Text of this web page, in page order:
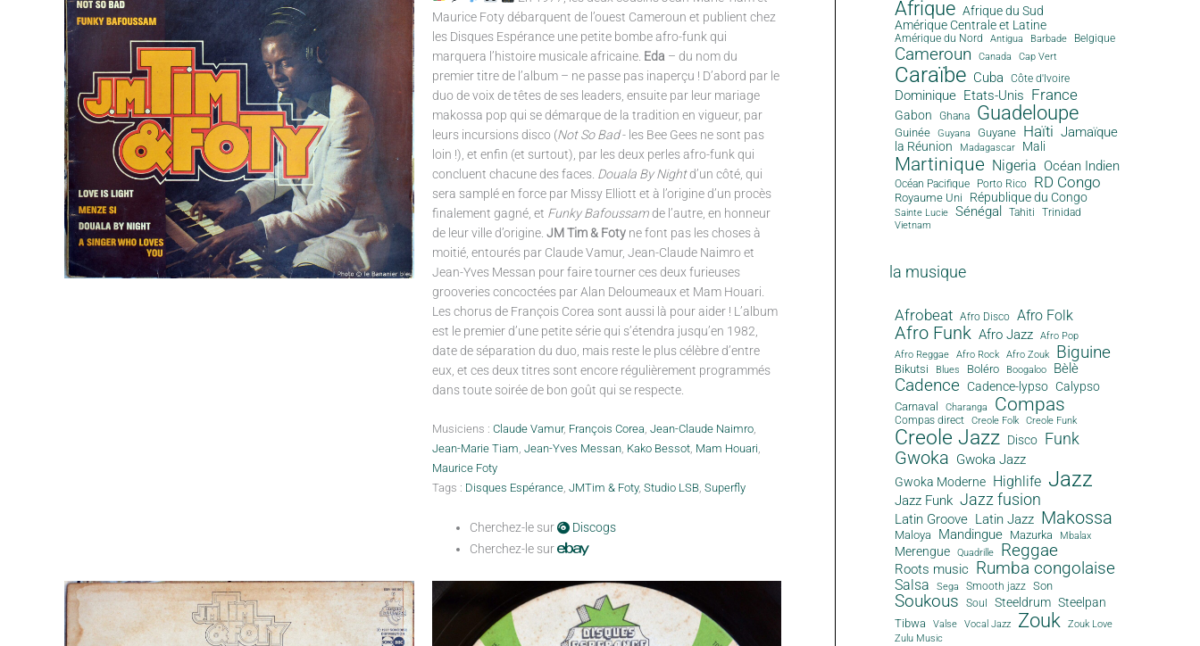
Maurice Foty débarquent de l’ouest Cameroun et publient chez
les Disques Espérance une petite bombe afro-funk qui
marquera l’histoire musicale africaine. Eda – du nom du
premier titre de l’album – ne passe pas inaperçu ! D’abord par le
duo de voix de têtes de ses leaders, ensuite par leur mariage
makossa pop qui se démarque de la tradition en vigueur, par
leurs incursions disco (Not So Bad- les Bee Gees ne sont pas
loin !), et enfin (et surtout), par les deux perles afro-funk qui
concluent chacune des faces. Douala By Nightd’un côté, qui
sera samplé en force par Missy Elliott et à l’origine d’un procès
finalement gagné, et Funky Bafoussamde l’autre, en honneur
de leur ville d’origine. JM Tim & Fotyne font pas les choses à
moitié, entourés par Claude Vamur, Jean-Claude Naimro et
Jean-Yves Messan pour faire tourner ces deux furieuses
grooveries concoctées par Alan Deloumeaux et Mam Houari.
Les chorus de François Corea sont aussi là pour aider ! L’album
est le premier d’une petite série qui s’étendra jusqu’en 1982,
date de séparation du duo, mais reste le plus célèbre d’entre
eux, et ces deux titres sont encore régulièrement programmés
dans toute soirée de bon goût qui se respecte.
Musiciens : Claude Vamur, François Corea, Jean-Claude Naimro,
Jean-Marie Tiam, Jean-Yves Messan, Kako Bessot, Mam Houari,
Maurice Foty
Tags : Disques Espérance, JMTim & Foty, Studio LSB, Superfly
Cherchez-le sur
Discogs
Cherchez-le sur
Afrique Afrique du Sud
Amérique Centrale et Latine
Amérique du Nord Antigua Barbade Belgique
Cameroun Canada Cap Vert
Caraïbe Cuba Côte d'Ivoire
Dominique Etats-Unis France
Gabon Ghana Guadeloupe
Guinée Guyana Guyane Haïti Jamaïque
la Réunion Madagascar Mali
Martinique Nigeria Océan Indien
Océan Pacifique Porto Rico RD Congo
Royaume Uni République du Congo
Sainte Lucie Sénégal Tahiti Trinidad
Vietnam
la musique
Afrobeat Afro Disco Afro Folk
Afro Funk Afro Jazz
Afro Pop
Afro Reggae
Afro Rock Afro Zouk Biguine
Bikutsi Blues Boléro Boogaloo Bèlè
Cadence Cadence-lypso Calypso
Carnaval Charanga Compas
Compas direct Creole Folk Creole Funk
Creole Jazz Disco Funk
Gwoka Gwoka Jazz
Gwoka Moderne Highlife Jazz
Jazz Funk Jazz fusion
Latin Groove Latin Jazz Makossa
Maloya Mandingue Mazurka Mbalax
Merengue Quadrille Reggae
Roots music Rumba congolaise
Salsa Sega Smooth jazz Son
Soukous Soul Steeldrum Steelpan
Tibwa Valse Vocal Jazz Zouk
Zouk Love
Zulu Music